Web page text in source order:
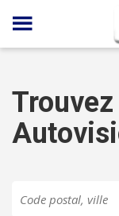
Panneau de gestion